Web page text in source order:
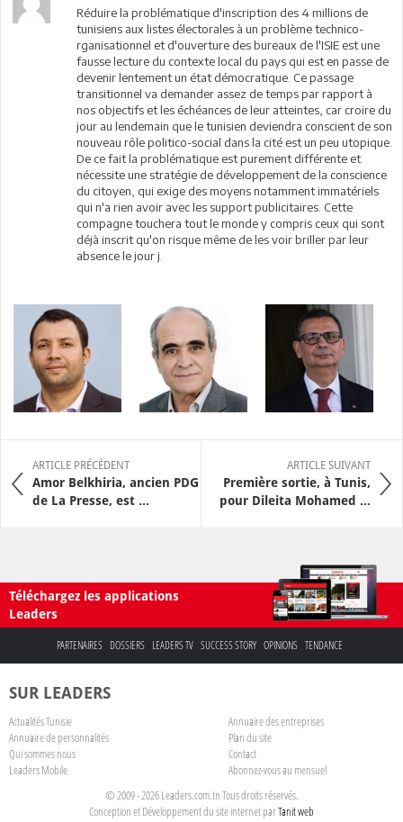
Réduire la problématique d'inscription des 4 millions de
tunisiens aux listes électorales à un problème technico-
rganisationnel et d'ouverture des bureaux de l'ISIE est une
fausse lecture du contexte local du pays qui est en passe de
devenir lentement un état démocratique. Ce passage
transitionnel va demander assez de temps par rapport à
nos objectifs et les échéances de leur atteintes, car croire du
jour au lendemain que le tunisien deviendra conscient de son
nouveau rôle politico-social dans la cité est un peu utopique.
De ce fait la problématique est purement différente et
nécessite une stratégie de développement de la conscience
du citoyen, qui exige des moyens notamment immatériels
qui n'a rien avoir avec les support publicitaires. Cette
compagne touchera tout le monde y compris ceux qui sont
déjà inscrit qu'on risque même de les voir briller par leur
absence le jour j.
ARTICLE PRÉCÉDENT
Amor Belkhiria, ancien PDG
de La Presse, est ...
ARTICLE SUIVANT
Première sortie, à Tunis,
pour Dileita Mohamed ...
Téléchargez les applications
Leaders
PARTENAIRES DOSSIERS LEADERS TV SUCCESS STORY OPINIONS TENDANCE
SUR LEADERS
Actualités Tunisie
Annuaire des entreprises
Annuaire de personnalités
Plan du site
Qui sommes nous
Contact
Leaders Mobile
Abonnez-vous au mensuel
© 2009 - 2026 Leaders.com.tn Tous droits réservés.
Conception et Développement du site internet parTanit web